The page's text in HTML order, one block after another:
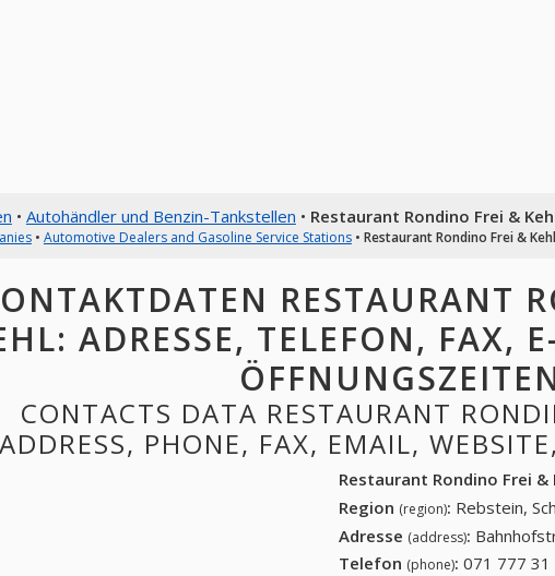
• Autohändler und Benzin-Tankstellen • Restaurant Rondino Frei &
• Automotive Dealers and Gasoline Service Stations• Restaurant Rondino Frei & Kehl
RESTAURANT
ADRESSE, TELEFON, FAX,
CONTACTS DATA RESTAURANT
ADDRESS, PHONE, FAX, EMAIL,
Restaurant Rondino Frei &
Region (region): Rebstein,
Adresse (address):
Telefon (phone): 071 777